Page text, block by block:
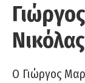
Ο Γιώργος